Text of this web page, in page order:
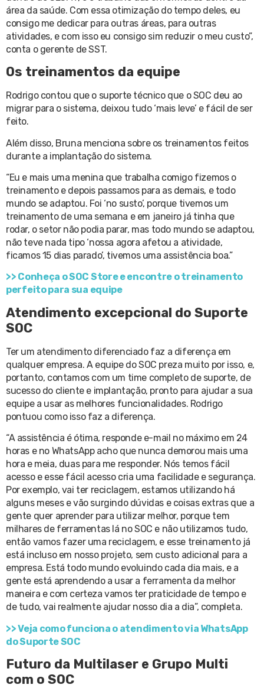
área da saúde. Com essa otimização do tempo deles, eu
consigo me dedicar para outras áreas, para outras
atividades, e com isso eu consigo sim reduzir o meu custo”,
conta o gerente de SST.
Os treinamentos da equipe
Rodrigo contou que o suporte técnico que o SOC deu ao
migrar para o sistema, deixou tudo ‘mais leve’ e fácil de ser
feito.
Além disso, Bruna menciona sobre os treinamentos feitos
durante a implantação do sistema.
“Eu e mais uma menina que trabalha comigo fizemos o
treinamento e depois passamos para as demais, e todo
mundo se adaptou. Foi ‘no susto’, porque tivemos um
treinamento de uma semana e em janeiro já tinha que
rodar, o setor não podia parar, mas todo mundo se adaptou,
não teve nada tipo ‘nossa agora afetou a atividade,
ficamos 15 dias parado’, tivemos uma assistência boa.”
>> Conheça o SOC Store e encontre o treinamento
perfeito para sua equipe
Atendimento excepcional do Suporte
SOC
Ter um atendimento diferenciado faz a diferença em
qualquer empresa. A equipe do SOC preza muito por isso, e,
portanto, contamos com um time completo de suporte, de
sucesso do cliente e implantação, pronto para ajudar a sua
equipe a usar as melhores funcionalidades. Rodrigo
pontuou como isso faz a diferença.
“A assistência é ótima, responde e-mail no máximo em 24
horas e no WhatsApp acho que nunca demorou mais uma
hora e meia, duas para me responder. Nós temos fácil
acesso e esse fácil acesso cria uma facilidade e segurança.
Por exemplo, vai ter reciclagem, estamos utilizando há
alguns meses e vão surgindo dúvidas e coisas extras que a
gente quer aprender para utilizar melhor, porque tem
milhares de ferramentas lá no SOC e não utilizamos tudo,
então vamos fazer uma reciclagem, e esse treinamento já
está incluso em nosso projeto, sem custo adicional para a
empresa. Está todo mundo evoluindo cada dia mais, e a
gente está aprendendo a usar a ferramenta da melhor
maneira e com certeza vamos ter praticidade de tempo e
de tudo, vai realmente ajudar nosso dia a dia”, completa.
>> Veja como funciona o atendimento via WhatsApp
do Suporte SOC
Futuro da Multilaser e Grupo Multi
com o SOC